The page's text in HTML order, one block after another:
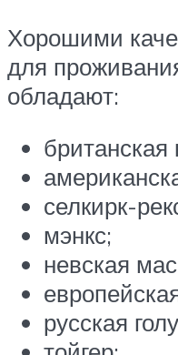
Хорошими
для
обладают:
британская
селкирк-
мэнкс;
невская
русская